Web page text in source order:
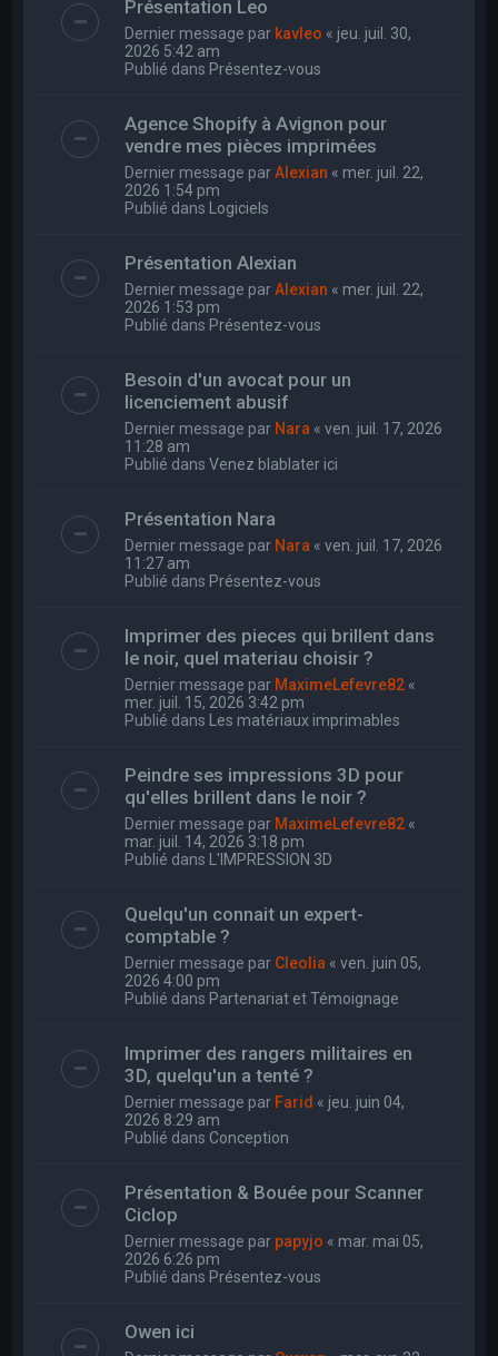
Présentation Leo
Dernier message par kavleo « jeu. juil. 30,
2026 5:42 am
Publié dans Présentez-vous
Agence Shopify à Avignon pour
vendre mes pièces imprimées
Dernier message parAlexian « mer. juil. 22,
2026 1:54 pm
Publié dans Logiciels
Présentation Alexian
Dernier message parAlexian « mer. juil. 22,
2026 1:53 pm
Publié dans Présentez-vous
Besoin d'un avocat pour un
licenciement abusif
Dernier message par Nara «ven. juil. 17, 2026
11:28 am
Publié dansVenez blablater ici
Présentation Nara
Dernier message par Nara «ven. juil. 17, 2026
11:27 am
Publié dans Présentez-vous
Imprimer des pieces qui brillent dans
le noir, quel materiau choisir ?
Dernier message par MaximeLefevre82 «
mer. juil. 15, 2026 3:42 pm
Publié dans Les matériaux imprimables
Peindre ses impressions 3D pour
qu'elles brillent dans le noir ?
Dernier message par MaximeLefevre82 «
mar. juil. 14, 2026 3:18 pm
Publié dans L'IMPRESSION 3D
Quelqu'un connait un expert-
comptable ?
Dernier message par Cleolia «ven. juin 05,
2026 4:00 pm
Publié dans Partenariat et Témoignage
Imprimer des rangers militaires en
3D, quelqu'un a tenté ?
Dernier message par Farid « jeu. juin 04,
2026 8:29 am
Publié dans Conception
Présentation & Bouée pour Scanner
Ciclop
Dernier message par papyjo « mar. mai 05,
2026 6:26 pm
Publié dans Présentez-vous
Owen ici